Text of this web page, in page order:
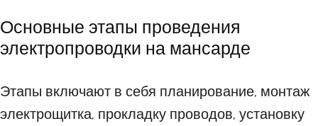
Основные этапы проведения
электропроводки на мансарде
Этапы включают в себя планирование, монтаж
электрощитка, прокладку проводов, установку